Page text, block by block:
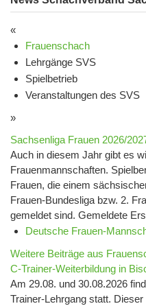
«
Frauenschach
Lehrgänge SVS
Spielbetrieb
Veranstaltungen des SVS
»
Sachsenliga Frauen 2026/
Auch in diesem Jahr gibt es
Frauenmannschaften.
Frauen, die einem
Frauen-Bundesliga bzw. 2.
gemeldet sind. Gemeldete
Deutsche Frauen-
Weitere Beiträge aus
C-Trainer-Weiterbildung in
Am 29.08. und 30.08.2026
Trainer-Lehrgang statt.